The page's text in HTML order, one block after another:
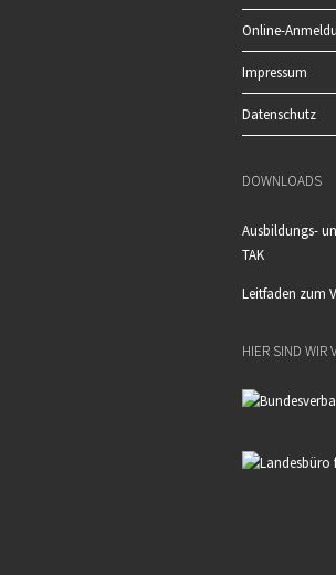
Online-
Impressum
Datenschutz
DOWNLOADS
Ausbildungs-
TAK
Leitfaden zum
HIER SIND WIR